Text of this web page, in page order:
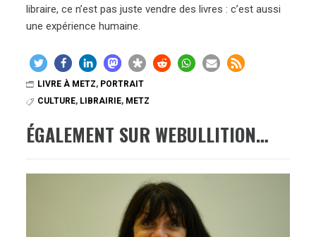
libraire, ce n’est pas juste vendre des livres : c’est aussi
une expérience humaine.
LIVRE À METZ, PORTRAIT
CULTURE, LIBRAIRIE, METZ
ÉGALEMENT SUR WEBULLITION…